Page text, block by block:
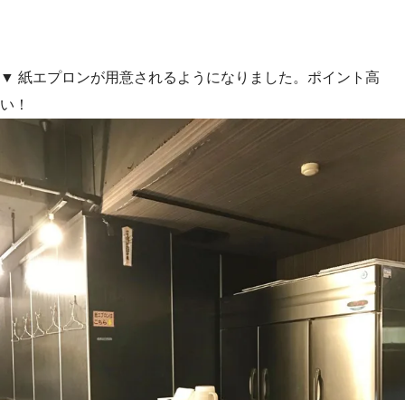
▼ 紙エプロンが用意されるようになりました。ポイント高
い！